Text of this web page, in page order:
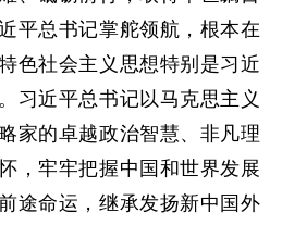
平总书记掌舵领航，根本在
色社会主义思想特别是习近
习近平总书记以马克思主义
家的卓越政治智慧、非凡理
，牢牢把握中国和世界发展
途命运，继承发扬新中国外